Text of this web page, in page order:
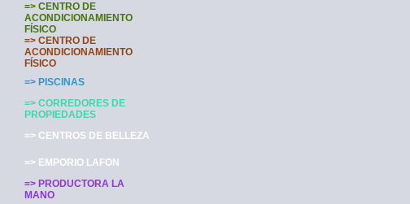
=> CENTRO DE
ACONDICIONAMIENTO
FÍSICO
=> CENTRO DE
ACONDICIONAMIENTO
FÍSICO
=> PISCINAS
=> CORREDORES DE
PROPIEDADES
=> CENTROS DE BELLEZA
=> EMPORIO LAFON
=> PRODUCTORA LA
MANO